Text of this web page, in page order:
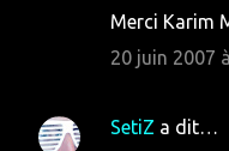
r
Merci Karim
20 juin 2007
SetiZ a dit…